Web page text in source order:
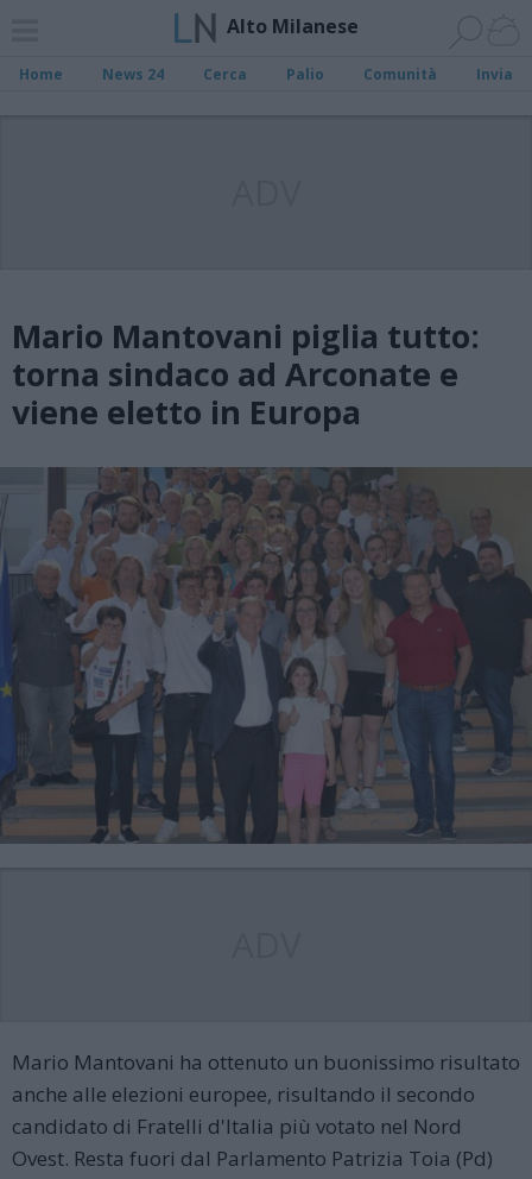
Alto Milanese
Home News 24 Cerca Palio Comunità Invia
Mario Mantovani piglia tutto:
torna sindaco ad Arconate e
viene eletto in Europa
Mario Mantovani ha ottenuto un buonissimo risultato
anche alle elezioni europee, risultando il secondo
candidato di Fratelli d'Italia più votato nel Nord
Ovest. Resta fuori dal Parlamento Patrizia Toia (Pd)